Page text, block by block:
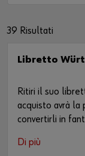
39 Risultati
Libretto
Ritiri il suo
acquisto avrà la
convertirli in
Di più